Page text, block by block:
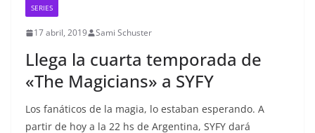
SERIES
17 abril, 2019 Sami Schuster
Llega la cuarta temporada de
«The Magicians» a SYFY
Los fanáticos de la magia, lo estaban esperando. A
partir de hoy a la 22 hs de Argentina, SYFY dará